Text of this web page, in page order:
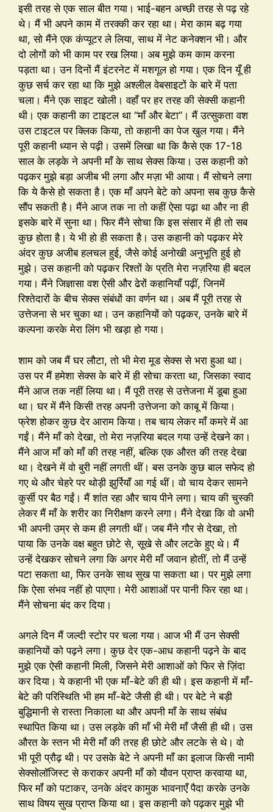
इसी तरह से एक साल बीत गया। भाई-बहन अच्छी तरह से पढ़ रहे
थे। मैं भी अपने काम में तरक्की कर रहा था। मेरा काम बढ़ गया
था, सो मैंने एक कंप्यूटर ले लिया, साथ में नेट कनेक्शन भी। और
दो लोगों को भी काम पर रख लिया। अब मुझे कम काम करना
पड़ता था। उन दिनों मैं इंटरनेट में मशगूल हो गया। एक दिन यूँ ही
कुछ सर्च कर रहा था कि मुझे अश्लील वेबसाइटों के बारे में पता
चला। मैंने एक साइट खोली। वहाँ पर हर तरह की सेक्सी कहानी
थी। एक कहानी का टाइटल था “माँ और बेटा”। मैं उत्सुकता वश
उस टाइटल पर क्लिक किया, तो कहानी का पेज खुल गया। मैंने
पूरी कहानी ध्यान से पढ़ी। उसमें लिखा था कि कैसे एक 17-18
साल के लड़के ने अपनी माँ के साथ सेक्स किया। उस कहानी को
पढ़कर मुझे बड़ा अजीब भी लगा और मज़ा भी आया। मैं सोचने लगा
कि ये कैसे हो सकता है। एक माँ अपने बेटे को अपना सब कुछ कैसे
सौंप सकती है। मैंने आज तक ना तो कहीं ऐसा पढ़ा था और ना ही
इसके बारे में सुना था। फिर मैंने सोचा कि इस संसार में ही तो सब
कुछ होता है। ये भी हो ही सकता है। उस कहानी को पढ़कर मेरे
अंदर कुछ अजीब हलचल हुई, जैसे कोई अनोखी अनुभूति हुई हो
मुझे। उस कहानी को पढ़कर रिश्तों के प्रति मेरा नज़रिया ही बदल
गया। मैंने जिज्ञासा वश ऐसी और ढेरों कहानियाँ पढ़ीं, जिनमें
रिश्तेदारों के बीच सेक्स संबंधों का वर्णन था। अब मैं पूरी तरह से
उत्तेजना से भर चुका था। उन कहानियों को पढ़कर, उनके बारे में
कल्पना करके मेरा लिंग भी खड़ा हो गया।
शाम को जब मैं घर लौटा, तो भी मेरा मूड सेक्स से भरा हुआ था।
उस पर मैं हमेशा सेक्स के बारे में ही सोचा करता था, जिसका स्वाद
मैंने आज तक नहीं लिया था। मैं पूरी तरह से उत्तेजना में डूबा हुआ
था। घर में मैंने किसी तरह अपनी उत्तेजना को काबू में किया।
फ्रेश होकर कुछ देर आराम किया। तब चाय लेकर माँ कमरे में आ
गईं। मैंने माँ को देखा, तो मेरा नज़रिया बदल गया उन्हें देखने का।
मैंने आज माँ को माँ की तरह नहीं, बल्कि एक औरत की तरह देखा
था। देखने में वो बुरी नहीं लगती थीं। बस उनके कुछ बाल सफेद हो
गए थे और चेहरे पर थोड़ी झुर्रियाँ आ गई थीं। वो चाय देकर सामने
कुर्सी पर बैठ गईं। मैं शांत रहा और चाय पीने लगा। चाय की चुस्की
लेकर मैं माँ के शरीर का निरीक्षण करने लगा। मैंने देखा कि वो अभी
भी अपनी उम्र से कम ही लगती थीं। जब मैंने गौर से देखा, तो
पाया कि उनके वक्ष बहुत छोटे से, सूखे से और लटके हुए थे। मैं
उन्हें देखकर सोचने लगा कि अगर मेरी माँ जवान होतीं, तो मैं उन्हें
पटा सकता था, फिर उनके साथ सुख पा सकता था। पर मुझे लगा
कि ऐसा संभव नहीं हो पाएगा। मेरी आशाओं पर पानी फिर रहा था।
मैंने सोचना बंद कर दिया।
अगले दिन मैं जल्दी स्टोर पर चला गया। आज भी मैं उन सेक्सी
कहानियों को पढ़ने लगा। कुछ देर एक-आध कहानी पढ़ने के बाद
मुझे एक ऐसी कहानी मिली, जिसने मेरी आशाओं को फिर से ज़िंदा
कर दिया। ये कहानी भी एक माँ-बेटे की ही थी। इस कहानी में माँ-
बेटे की परिस्थिति भी हम माँ-बेटे जैसी ही थी। पर बेटे ने बड़ी
बुद्धिमानी से रास्ता निकाला था और अपनी माँ के साथ संबंध
स्थापित किया था। उस लड़के की माँ भी मेरी माँ जैसी ही थी। उस
औरत के स्तन भी मेरी माँ की तरह ही छोटे और लटके से थे। वो
भी पूरी प्रौढ़ थी। पर उसके बेटे ने अपनी माँ का इलाज किसी नामी
सेक्सोलॉजिस्ट से कराकर अपनी माँ को यौवन प्राप्त करवाया था,
फिर माँ को पटाकर, उनके अंदर कामुक भावनाएँ पैदा करके उनके
साथ विषय सुख प्राप्त किया था। इस कहानी को पढ़कर मुझे भी